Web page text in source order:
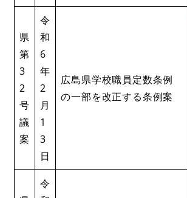
県
第
3
2
号
議
案
令
和
6
年
2
月
1
3
日
広島県学校職員定数条例
の一部を改正する条例案
令